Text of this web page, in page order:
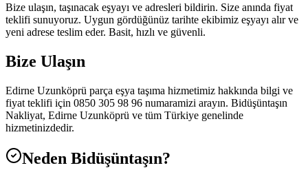
Bize ulaşın, taşınacak eşyayı ve adresleri bildirin. Size anında fiyat
teklifi sunuyoruz. Uygun gördüğünüz tarihte ekibimiz eşyayı alır ve
yeni adrese teslim eder. Basit, hızlı ve güvenli.
Bize Ulaşın
Edirne Uzunköprü parça eşya taşıma hizmetimiz hakkında bilgi ve
fiyat teklifi için 0850 305 98 96 numaramizi arayın. Bidüşüntaşın
Nakliyat, Edirne Uzunköprü ve tüm Türkiye genelinde
hizmetinizdedir.
Neden Bidüşüntaşın?